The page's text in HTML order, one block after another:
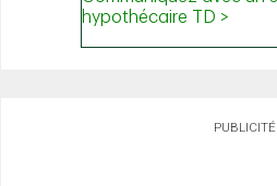
PUBLICITÉ